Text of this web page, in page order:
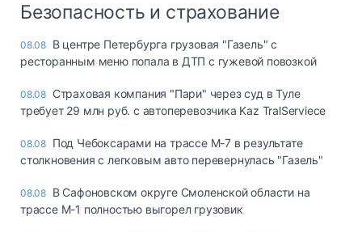
Безопасность и страхование
08.08 В центре Петербурга грузовая "Газель" с
ресторанным меню попала в ДТП с гужевой повозкой
08.08 Страховая компания "Пари" через суд в Туле
требует 29 млн руб. с автоперевозчика Kaz TralServiece
08.08 Под Чебоксарами на трассе М-7 в результате
столкновения с легковым авто перевернулась "Газель"
08.08 В Сафоновском округе Смоленской области на
трассе М-1 полностью выгорел грузовик